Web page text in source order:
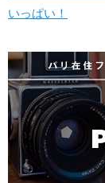
いっぱい！